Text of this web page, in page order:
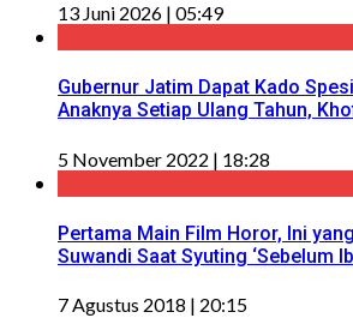
13 Juni 2026 | 05:49
Gubernur Jatim Dapat Kado
Anaknya Setiap Ulang Tahun,
5 November 2022 | 18:28
Pertama Main Film Horor, Ini
Suwandi Saat Syuting ‘Sebelum
7 Agustus 2018 | 20:15